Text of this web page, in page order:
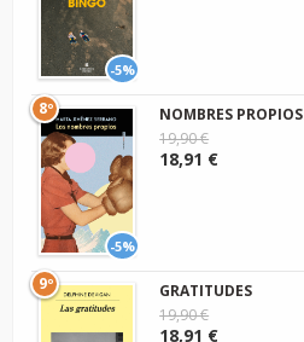
-5%
-5%
8º
NOMBRES PROPIOS
19,90 €
18,91 €
9º
GRATITUDES
19,90 €
18,91 €